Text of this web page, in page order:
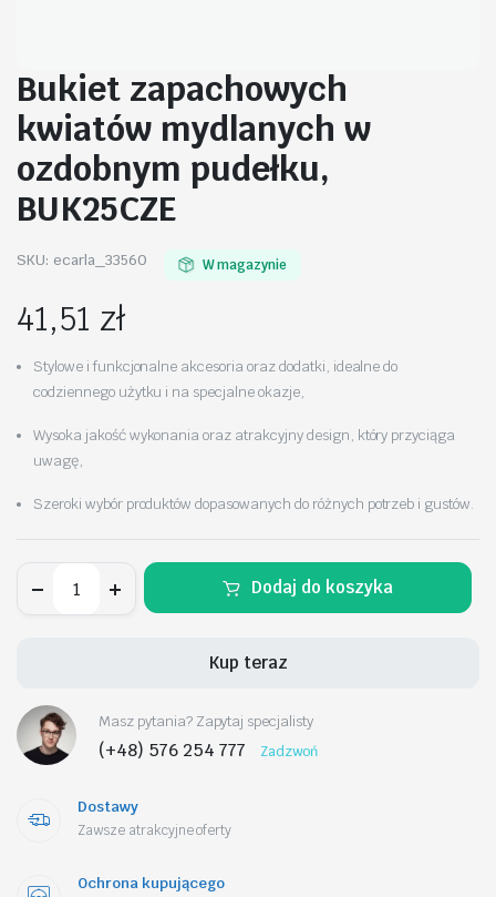
Bukiet zapachowych
kwiatów mydlanych w
ozdobnym pudełku,
BUK25CZE
SKU: ecarla_33560 W magazynie
41,51 zł
Stylowe i funkcjonalne akcesoria oraz dodatki, idealne do
codziennego użytku i na specjalne okazje,
Wysoka jakość wykonania oraz atrakcyjny design, który przyciąga
uwagę,
Szeroki wybór produktów dopasowanych do różnych potrzeb i gustów.
zapachowych
BUK25CZE
ilość
Dodaj do koszyka
Kup teraz
Masz pytania? Zapytaj specjalisty
(+48) 576 254 777 Zadzwoń
Dostawy
Zawsze atrakcyjne oferty
Ochrona kupującego